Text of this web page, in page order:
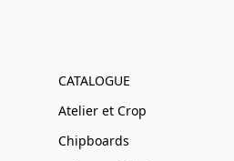
CATALOGUE
Atelier et Crop
Chipboards